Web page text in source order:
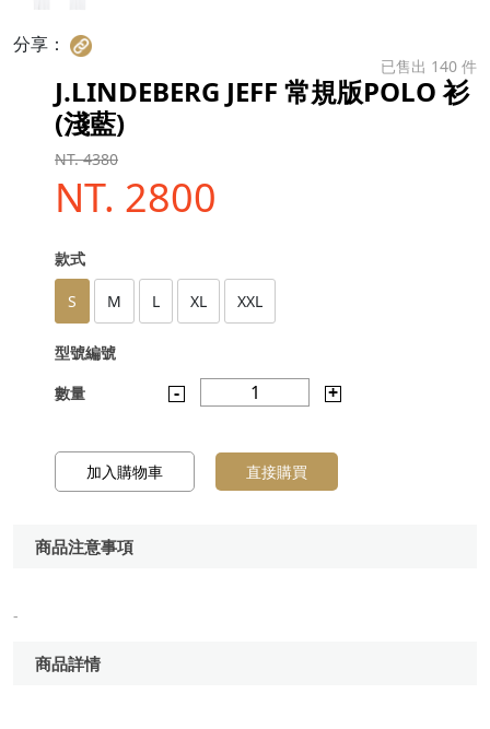
分享：
已售出 140 件
J.LINDEBERG JEFF 常規版POLO 衫
(淺藍)
NT. 4380
NT. 2800
款式
S M L XL XXL
型號編號
數量
- 1 +
加入購物車 直接購買
商品注意事項
-
商品詳情